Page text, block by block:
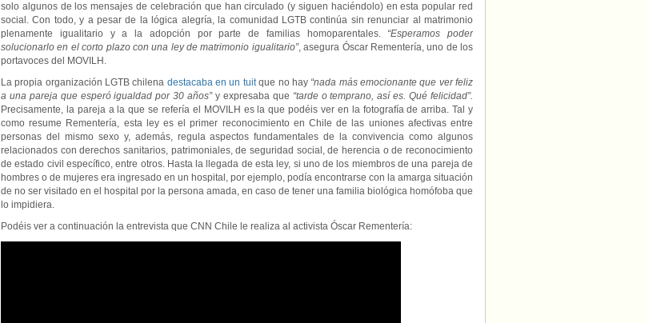
solo algunos de los mensajes de celebración que han circulado (y siguen haciéndolo) en esta popular red
social. Con todo, y a pesar de la lógica alegría, la comunidad LGTB continúa sin renunciar al matrimonio
plenamente igualitario y a la adopción por parte de familias homoparentales. “Esperamos poder
solucionarlo en el corto plazo con una ley de matrimonio igualitario”, asegura Óscar Rementería, uno de los
portavoces del MOVILH.
La propia organización LGTB chilena destacaba en un tuitque no hay “nada más emocionante que ver feliz
a una pareja que esperó igualdad por 30 años”y expresaba que “tarde o temprano, así es. Qué felicidad”.
Precisamente, la pareja a la que se refería el MOVILH es la que podéis ver en la fotografía de arriba. Tal y
como resume Rementería, esta ley es el primer reconocimiento en Chile de las uniones afectivas entre
personas del mismo sexo y, además, regula aspectos fundamentales de la convivencia como algunos
relacionados con derechos sanitarios, patrimoniales, de seguridad social, de herencia o de reconocimiento
de estado civil específico, entre otros. Hasta la llegada de esta ley, si uno de los miembros de una pareja de
hombres o de mujeres era ingresado en un hospital, por ejemplo, podía encontrarse con la amarga situación
de no ser visitado en el hospital por la persona amada, en caso de tener una familia biológica homófoba que
lo impidiera.
Podéis ver a continuación la entrevista que CNN Chile le realiza al activista Óscar Rementería: